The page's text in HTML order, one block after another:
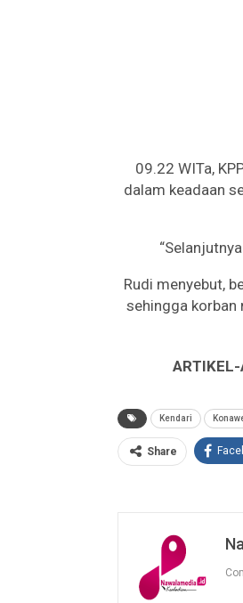
09.22 WITa,
dalam keadaan
Rudi menyebut,
sehingga korban
ARTIKEL-
Kendari
Share